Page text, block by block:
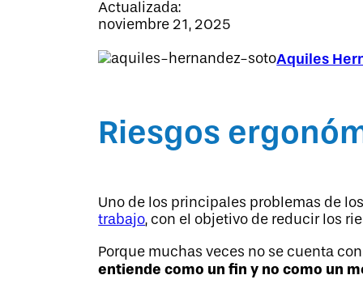
Actualizada:
noviembre 21, 2025
Aquiles
Riesgos
Uno de los principales problemas de
trabajo, con el objetivo de reducir los
Porque muchas veces no se cuenta
entiende como un fin y no como un